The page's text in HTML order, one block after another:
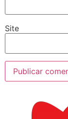
Site